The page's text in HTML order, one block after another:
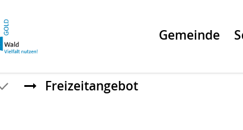
Gemeinde
Freizeitangebot